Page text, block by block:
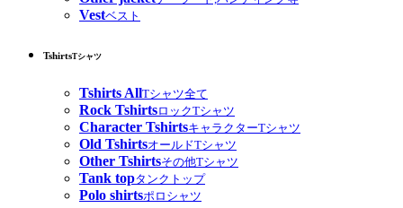
Vestベスト
TshirtsTシャツ
Tshirts AllTシャツ全て
Rock TshirtsロックTシャツ
Character TshirtsキャラクターTシャツ
Old TshirtsオールドTシャツ
Other Tshirtsその他Tシャツ
Tank topタンクトップ
Polo shirtsポロシャツ